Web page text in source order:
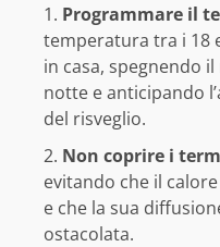
Programmare il
temperatura tra i 18
in casa, spegnendo
notte e anticipando
del risveglio.
Non coprire i
evitando che il
e che la sua
ostacolata.